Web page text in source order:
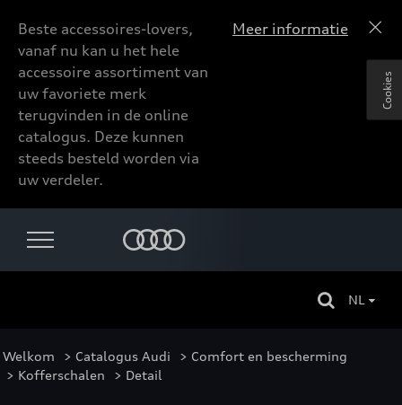
Beste accessoires-lovers,
vanaf nu kan u het hele
accessoire assortiment van
uw favoriete merk
terugvinden in de online
catalogus. Deze kunnen
steeds besteld worden via
uw verdeler.
Meer informatie
NL
Welkom > Catalogus Audi > Comfort en bescherming
> Kofferschalen > Detail
Cookies